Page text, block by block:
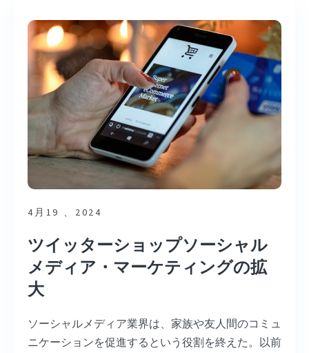
4月19 、2024
ツイッターショップソーシャル
メディア・マーケティングの拡
大
ソーシャルメディア業界は、家族や友人間のコミュ
ニケーションを促進するという役割を終えた。以前